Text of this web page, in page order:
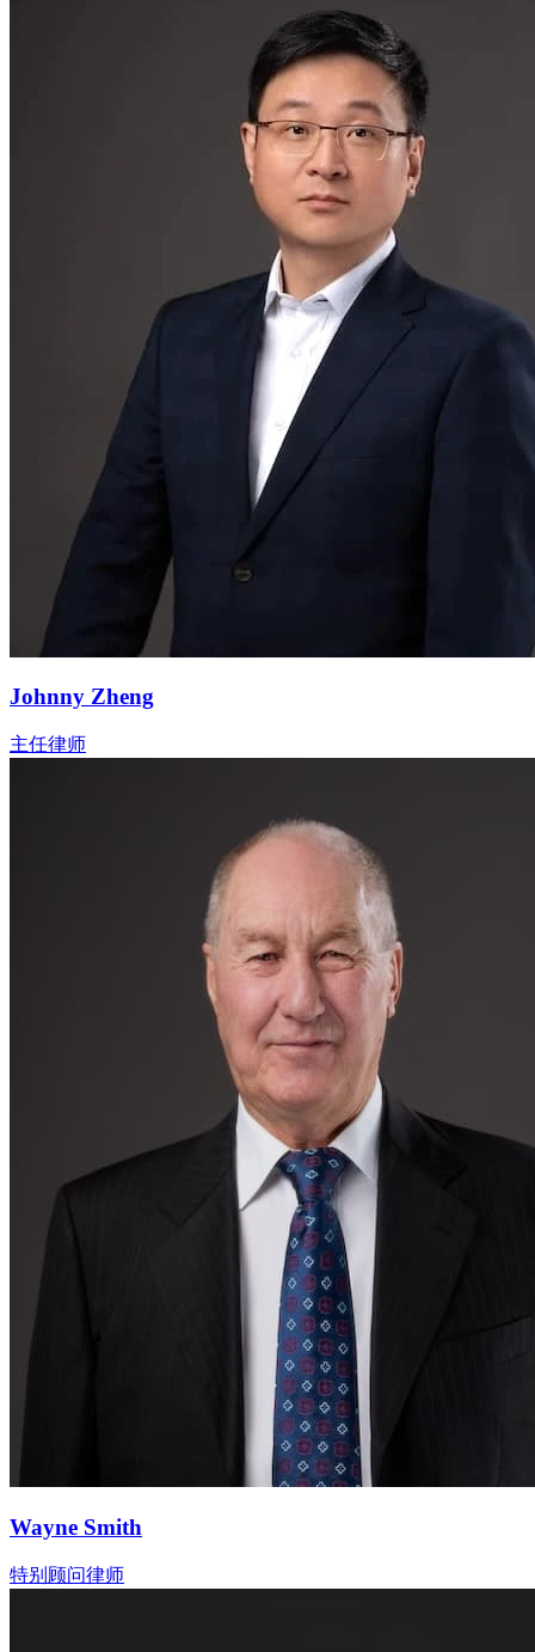
Johnny Zheng
主任律师
Wayne Smith
特别顾问律师